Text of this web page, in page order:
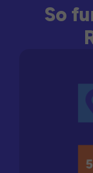
So